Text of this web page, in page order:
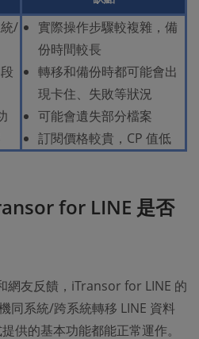
/
實際操作步驟較複雜，備
份時間較長
轉移和備份時都可能會出
現卡住、失敗等狀況
可能會遺失部分檔案
訂閱價格較貴，CP 值低
for LINE 是否
網友反饋，iTransor for LINE 的
同系統/跨系統轉移 LINE 資料
供的基本功能都能正常運作。